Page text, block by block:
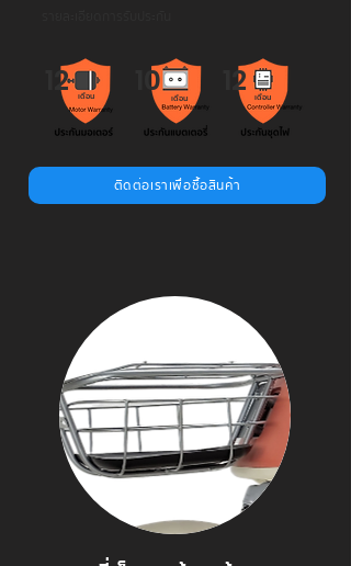
10 12
12 เดือน เดือน
เดือน
ติดต่อเราเพื่อซื้อสินค้า